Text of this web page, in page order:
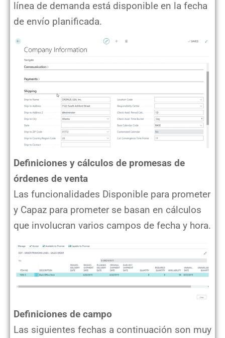
línea de demanda está disponible en la fecha
de envío planificada.
Definiciones y cálculos de promesas de
órdenes de venta
Las funcionalidades Disponible para prometer
y Capaz para prometer se basan en cálculos
que involucran varios campos de fecha y hora.
Definiciones de campo
Las siguientes fechas a continuación son muy